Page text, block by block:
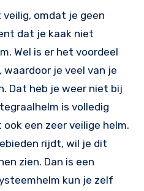
omdat je geen
dat je kaak niet
Wel is er het voordeel
je veel van je
Dat heb je weer niet bij
is volledig
een zeer veilige helm.
rijdt, wil je dit
zien. Dan is een
kun je zelf